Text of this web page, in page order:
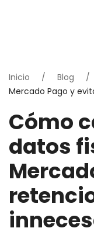
Inicio Blog
Mercado Pago y
Cómo
datos